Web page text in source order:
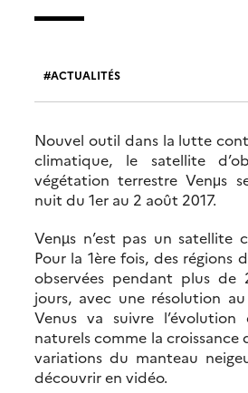
ACTUALITÉS
Nouvel outil dans la lutte
climatique, le satellite
végétation terrestre Venμs
nuit du 1er au 2 août 2017.
Venµs n’est pas un satellite
Pour la 1ère fois, des régions
observées pendant plus de
jours, avec une résolution
Venus va suivre l’évolution
naturels comme la croissance
variations du manteau
découvrir en vidéo.